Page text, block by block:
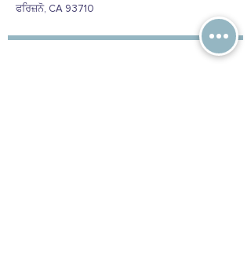
ਫਰਿਜ਼ਨੋ, CA 93710